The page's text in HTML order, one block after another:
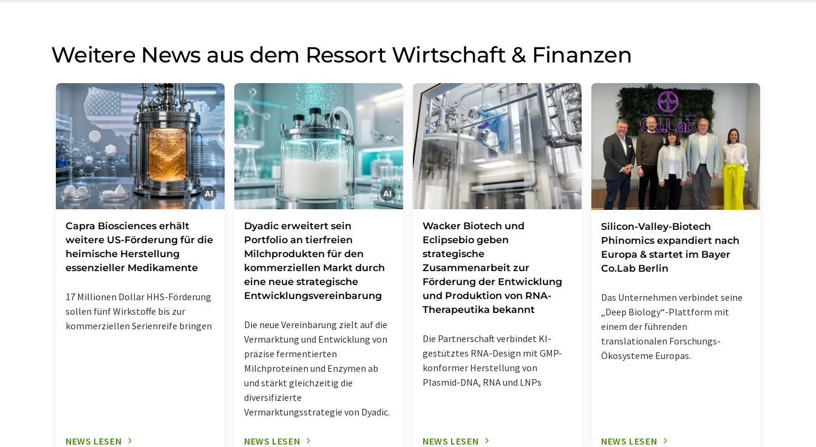
Weitere News aus dem Ressort Wirtschaft & Finanzen
Capra Biosciences erhält
weitere US-Förderung für die
heimische Herstellung
essenzieller Medikamente
17 Millionen Dollar HHS-Förderung
sollen fünf Wirkstoffe bis zur
kommerziellen Serienreife bringen
NEWS LESEN
Dyadic erweitert sein
Portfolio an tierfreien
Milchprodukten für den
kommerziellen Markt durch
eine neue strategische
Entwicklungsvereinbarung
Die neue Vereinbarung zielt auf die
Vermarktung und Entwicklung von
präzise fermentierten
Milchproteinen und Enzymen ab
und stärkt gleichzeitig die
diversifizierte
Vermarktungsstrategie von Dyadic.
NEWS LESEN
Wacker Biotech und
Eclipsebio geben
strategische
Zusammenarbeit zur
Förderung der Entwicklung
und Produktion von RNA-
Therapeutika bekannt
Die Partnerschaft verbindet KI-
gestütztes RNA-Design mit GMP-
konformer Herstellung von
Plasmid-DNA, RNA und LNPs
NEWS LESEN
Silicon-Valley-Biotech
Phinomics expandiert nach
Europa & startet im Bayer
Co.Lab Berlin
Das Unternehmen verbindet seine
„Deep Biology“-Plattform mit
einem der führenden
translationalen Forschungs-
Ökosysteme Europas.
NEWS LESEN